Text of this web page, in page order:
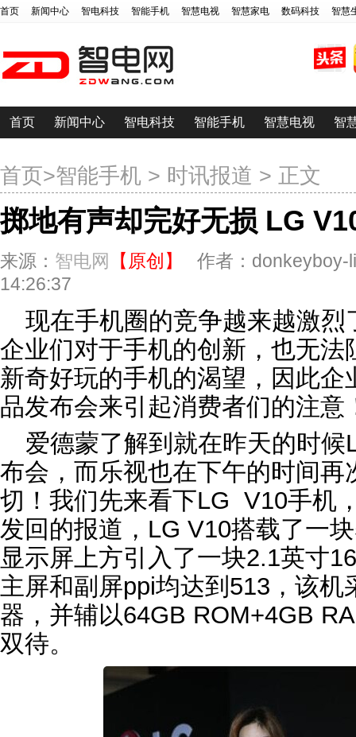
首页 新闻中心 智电科技 智能手机 智慧电视 智慧家电 数码科技 智慧
首页 新闻中心 智电科技 智能手机 智慧电视 智
首页>智能手机 > 时讯报道 > 正文
掷地有声却完好无损 LG
来源： 智电网 【原创】
作者：
14:26:37
现在手机圈的竞争越来越激
企业们对于手机的创新，也无
新奇好玩的手机的渴望，因此
品发布会来引起消费者们的注意
爱德蒙了解到就在昨天的时
布会，而乐视也在下午的时间再
切！我们先来看下LG V10手机
发回的报道，LG V10搭载了一
显示屏上方引入了一块2.1英寸
主屏和副屏ppi均达到513，该机
器，并辅以64GB ROM+4GB
双待。